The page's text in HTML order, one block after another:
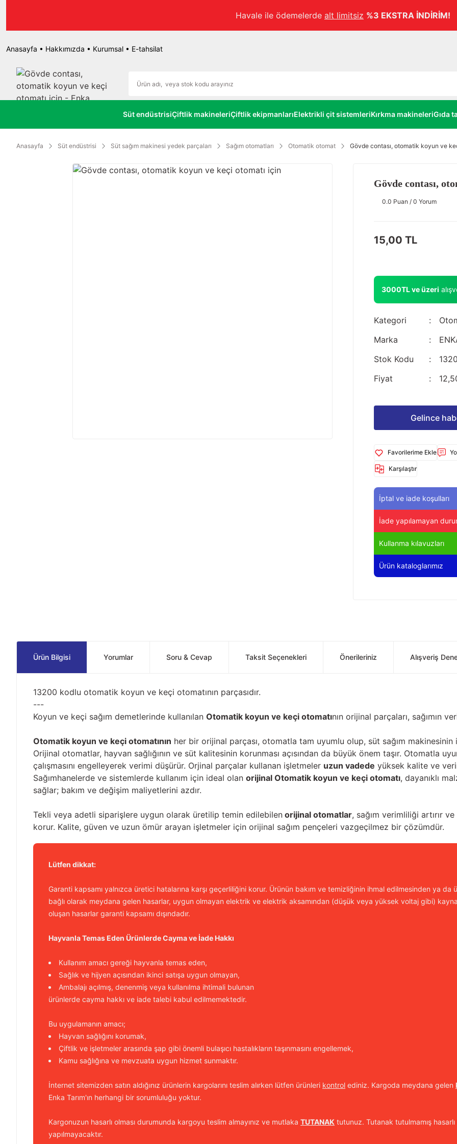
Havale ile ödemelerde alt limitsiz %3 EKSTRA İNDİRİM!
Anasayfa • Hakkımızda • Kurumsal • E-tahsilat
Süt endüstrisiÇiftlik makineleriÇiftlik ekipmanlarıElektrikli çit sistemleriKırkma makineleriGıda
Anasayfa Süt endüstrisi Süt sağım makinesi yedek parçaları Sağım otomatları Otomatik otomat Gövde contası, otomatik koyun ve
Gövde contası,
0.0 Puan / 0 Yorum
15,00 TL
3000TL ve üzeri
Kategori
Marka
Stok Kodu
Fiyat
Gelince
Karşılaştır
İptal ve iade koşulları
İade yapılamayan
Kullanma kılavuzları
Ürün kataloglarımız
Ürün Bilgisi Yorumlar Soru & Cevap Taksit Seçenekleri Önerileriniz Alışveriş
13200 kodlu otomatik koyun ve keçi otomatının parçasıdır.
---
Koyun ve keçi sağım demetlerinde kullanılan Otomatik koyun ve keçi otomatının orijinal parçaları, sağımın
Otomatik koyun ve keçi otomatının her bir orijinal parçası, otomatla tam uyumlu olup, süt sağım
Orijinal otomatlar, hayvan sağlığının ve süt kalitesinin korunması açısından da büyük önem taşır. Otomatla
çalışmasını engelleyerek verimi düşürür. Orjinal parçalar kullanan işletmeler uzun vadede yüksek kalite ve
Sağımhanelerde ve sistemlerde kullanım için ideal olan orijinal Otomatik koyun ve keçi otomatı, dayanıklı
sağlar; bakım ve değişim maliyetlerini azdır.
Tekli veya adetli siparişlere uygun olarak üretilip temin edilebilen orijinal otomatlar, sağım verimliliği artırır
korur. Kalite, güven ve uzun ömür arayan işletmeler için orijinal sağım pençeleri vazgeçilmez bir çözümdür.
Lütfen dikkat:
Garanti kapsamı yalnızca üretici hatalarına karşı geçerliliğini korur. Ürünün bakım ve temizliğinin ihmal edilmesinden ya da
bağlı olarak meydana gelen hasarlar, uygun olmayan elektrik ve elektrik aksamından (düşük veya yüksek voltaj gibi)
oluşan hasarlar garanti kapsamı dışındadır.
Hayvanla Temas Eden Ürünlerde Cayma ve İade Hakkı
Kullanım amacı gereği hayvanla temas eden,
Sağlık ve hijyen açısından ikinci satışa uygun olmayan,
Ambalajı açılmış, denenmiş veya kullanılma ihtimali bulunan
ürünlerde cayma hakkı ve iade talebi kabul edilmemektedir.
Bu uygulamanın amacı;
Hayvan sağlığını korumak,
Çiftlik ve işletmeler arasında şap gibi önemli bulaşıcı hastalıkların taşınmasını engellemek,
Kamu sağlığına ve mevzuata uygun hizmet sunmaktır.
İnternet sitemizden satın aldığınız ürünlerin kargolarını teslim alırken lütfen ürünleri kontrol ediniz. Kargoda meydana gelen
Enka Tarım'ın herhangi bir sorumluluğu yoktur.
Kargonuzun hasarlı olması durumunda kargoyu teslim almayınız ve mutlaka TUTANAK tutunuz. Tutanak tutulmamış
yapılmayacaktır.